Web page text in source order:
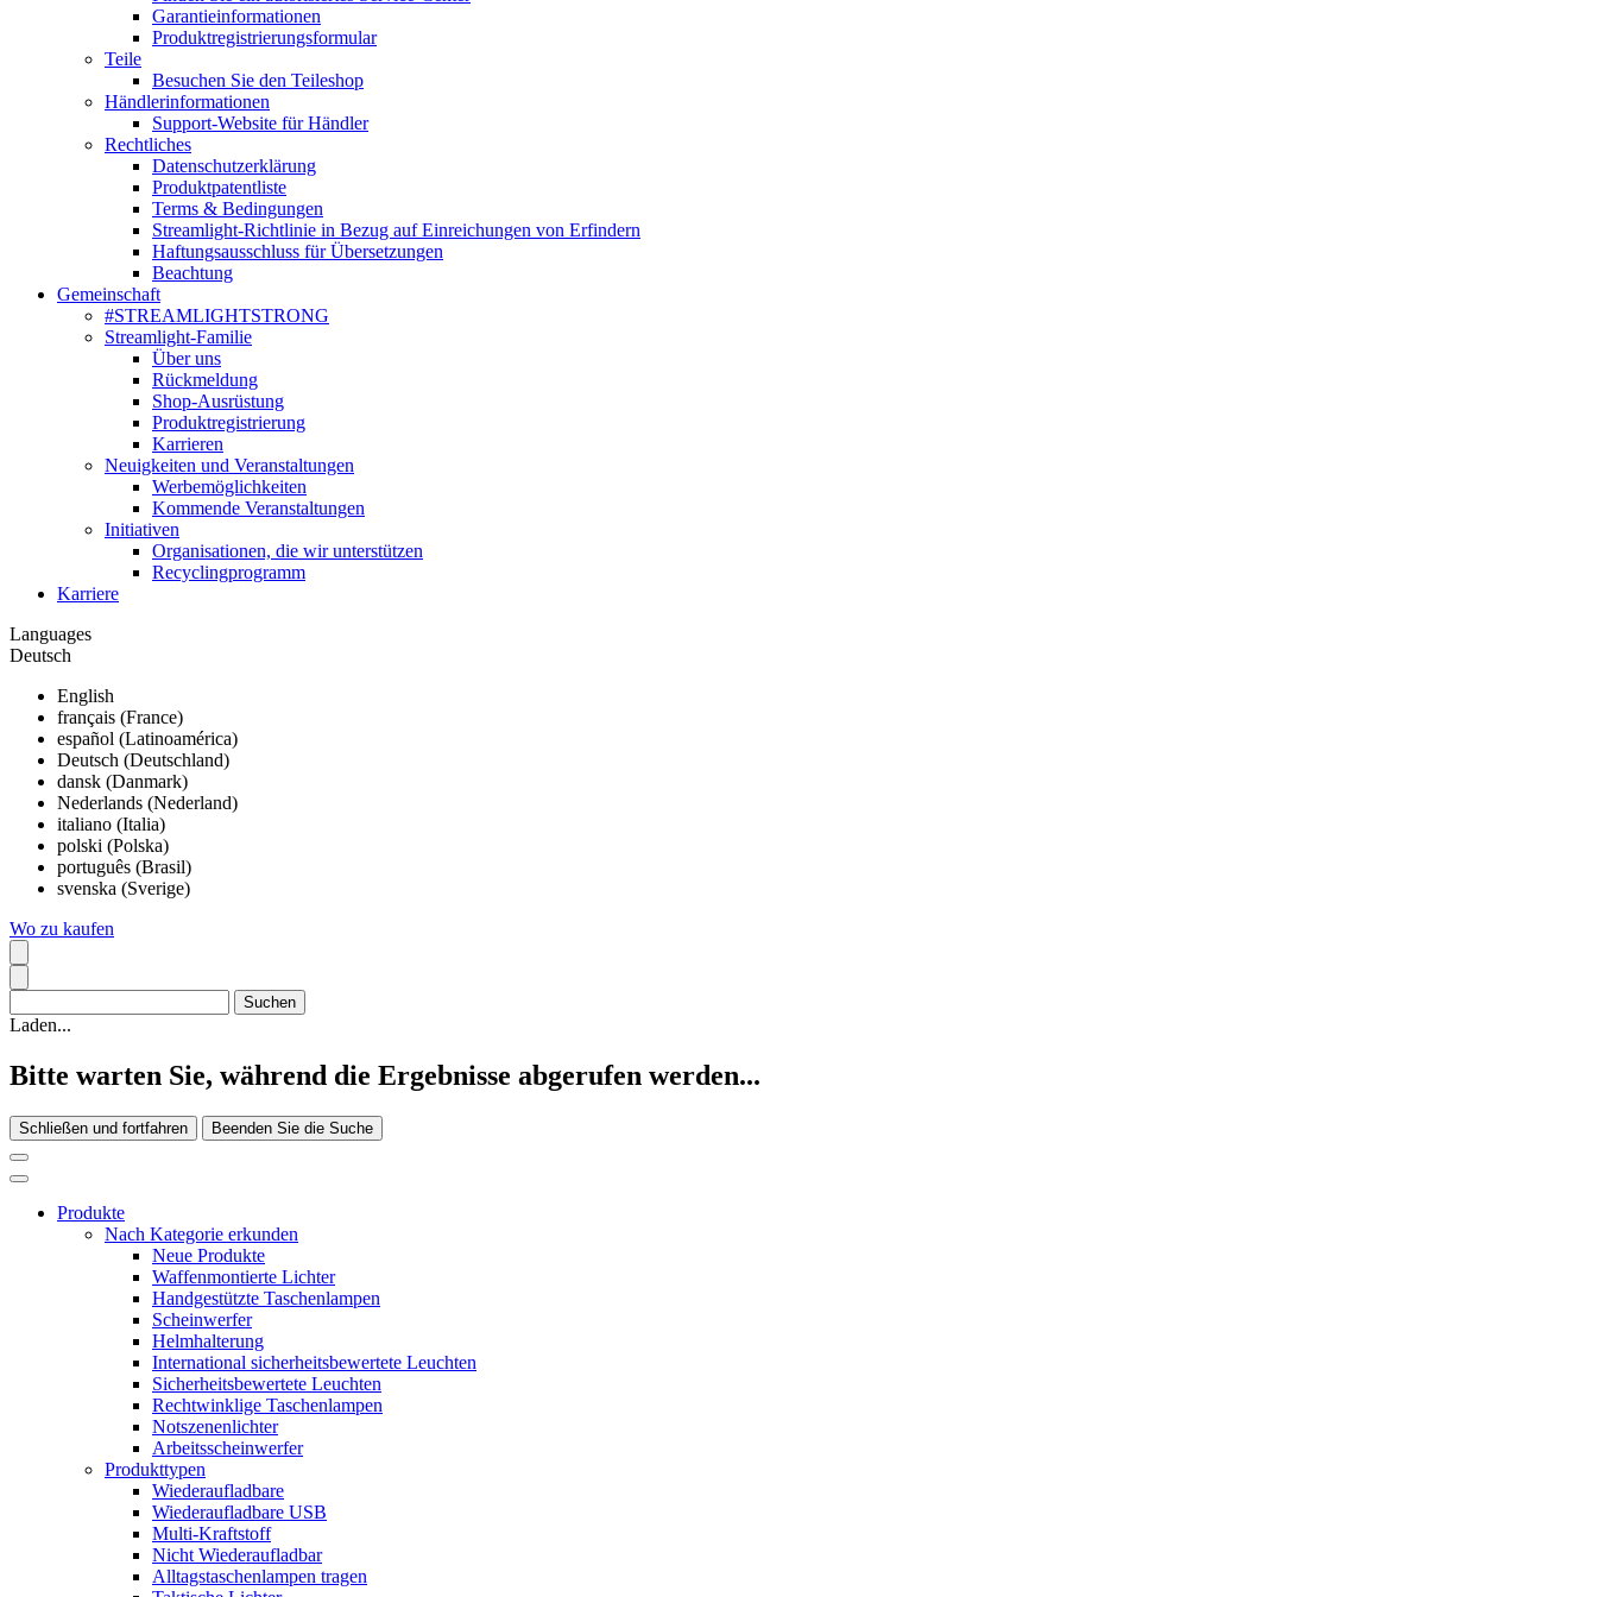
Garantieinformationen
Produktregistrierungsformular
Teile
Besuchen Sie den Teileshop
Händlerinformationen
Support-Website für Händler
Rechtliches
Datenschutzerklärung
Produktpatentliste
Terms & Bedingungen
Streamlight-Richtlinie in Bezug auf Einreichungen von Erfindern
Haftungsausschluss für Übersetzungen
Beachtung
Gemeinschaft
#STREAMLIGHTSTRONG
Streamlight-Familie
Über uns
Rückmeldung
Shop-Ausrüstung
Produktregistrierung
Karrieren
Neuigkeiten und Veranstaltungen
Werbemöglichkeiten
Kommende Veranstaltungen
Initiativen
Organisationen, die wir unterstützen
Recyclingprogramm
Karriere
Languages
Deutsch
English
français (France)
español (Latinoamérica)
Deutsch (Deutschland)
dansk (Danmark)
Nederlands (Nederland)
italiano (Italia)
polski (Polska)
português (Brasil)
svenska (Sverige)
Wo zu kaufen
Laden...
Bitte warten Sie, während die Ergebnisse abgerufen werden...
Schließen und fortfahren Beenden Sie die Suche
Produkte
Nach Kategorie erkunden
Neue Produkte
Waffenmontierte Lichter
Handgestützte Taschenlampen
Scheinwerfer
Helmhalterung
International sicherheitsbewertete Leuchten
Sicherheitsbewertete Leuchten
Rechtwinklige Taschenlampen
Notszenenlichter
Arbeitsscheinwerfer
Produkttypen
Wiederaufladbare
Wiederaufladbare USB
Multi-Kraftstoff
Nicht Wiederaufladbar
Alltagstaschenlampen tragen